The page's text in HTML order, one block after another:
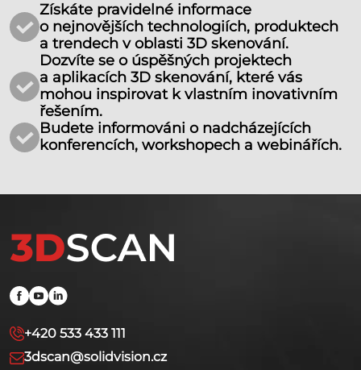
Získáte pravidelné informace
o nejnovějších technologiích, produktech
a trendech v oblasti 3D skenování.
Dozvíte se o úspěšných projektech
a aplikacích 3D skenování, které vás
mohou inspirovat k vlastním inovativním
řešením.
Budete informováni o nadcházejících
konferencích, workshopech a webinářích.
+420 533 433 111
3dscan@solidvision.cz